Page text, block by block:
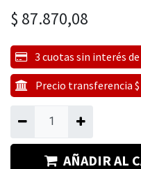
$ 87.870,08
3 cuotas sin interés de
Precio transferencia $
AÑADIR AL